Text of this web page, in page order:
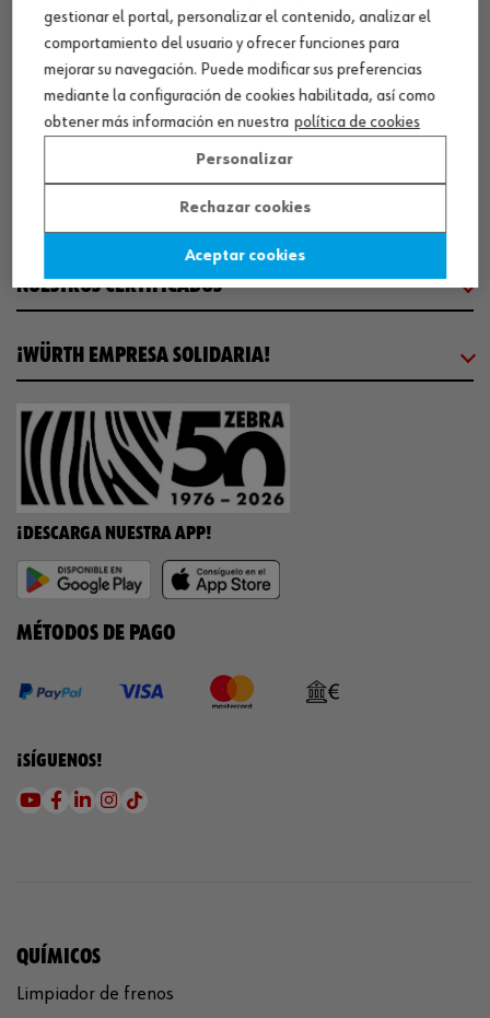
CENTRO LOGÍSTICO / MUSEO
SOBRE WÜRTH
NUESTROS CERTIFICADOS
¡WÜRTH EMPRESA SOLIDARIA!
¡DESCARGA NUESTRA APP!
MÉTODOS DE PAGO
¡SÍGUENOS!
QUÍMICOS
Limpiador de frenos
gestionar el portal, personalizar el contenido, analizar el
comportamiento del usuario y ofrecer funciones para
mejorar su navegación. Puede modificar sus preferencias
mediante la configuración de cookies habilitada, así como
obtener más información en nuestra política de cookies
Personalizar
Rechazar cookies
Aceptar cookies